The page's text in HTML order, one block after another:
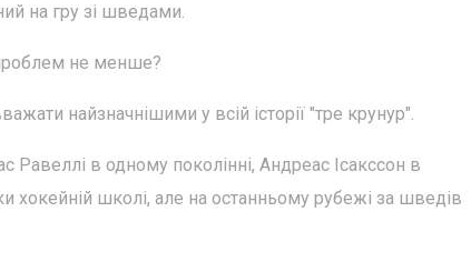
на гру зі шведами.
не менше?
найзначнішими у всій історії "тре крунур".
Равеллі в одному поколінні, Андреас Ісакссон в
школі, але на останньому рубежі за шведів